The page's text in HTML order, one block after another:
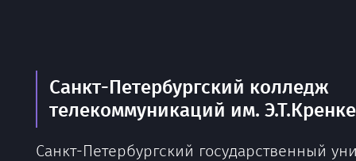
Санкт-Петербургский колледж
телекоммуникаций им.
Санкт-Петербургский государственный